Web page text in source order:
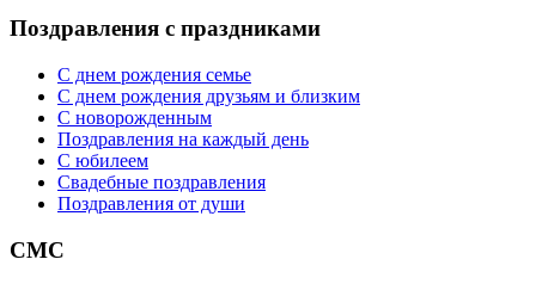
Поздравления с праздниками
С днем рождения семье
С днем рождения друзьям и близким
C новорожденным
Поздравления на каждый день
С юбилеем
Свадебные поздравления
Поздравления от души
СМС